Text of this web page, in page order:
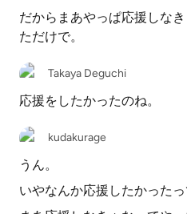
だからまあやっぱ応援しな
ただけで。
Takaya Deguchi
応援をしたかったのね。
kudakurage
うん。
いやなんか応援したかった